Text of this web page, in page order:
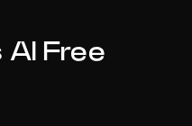
AI Free